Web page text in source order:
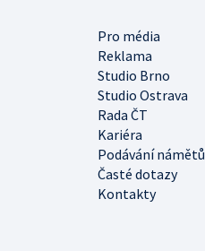
Pro média
Reklama
Studio Brno
Studio Ostrava
Rada ČT
Kariéra
Podávání námětů
Časté dotazy
Kontakty